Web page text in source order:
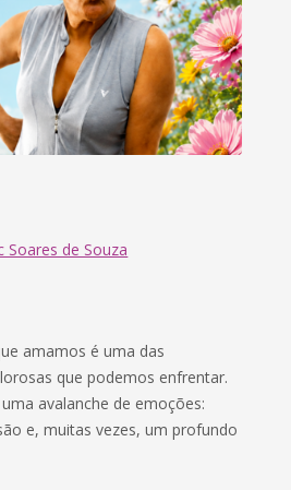
Soares de Souza
amamos é uma das
que podemos enfrentar.
avalanche de emoções:
e, muitas vezes, um profundo